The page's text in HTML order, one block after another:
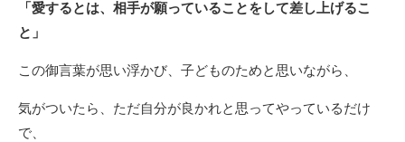
「愛するとは、相手が願っていることをして差し上げるこ
と」
この御言葉が思い浮かび、子どものためと思いながら、
気がついたら、ただ自分が良かれと思ってやっているだけ
で、